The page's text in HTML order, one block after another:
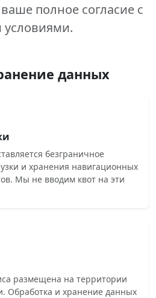
полное согласие с
данных
безграничное
и хранения навигационных
Мы не вводим квот на эти
размещена на территории
Обработка и хранение данных